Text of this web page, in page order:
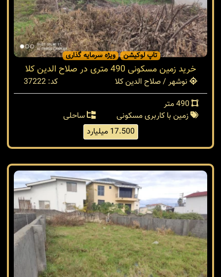
تاپ لوکیشن ویژه سرمایه گذاری
خرید زمین مسکونی 490 متری در صلاح الدین کلا
نوشهر / صلاح الدین کلا
کد: 37222
زمین با کاربری مسکونی
ساحلی
17.500 میلیارد